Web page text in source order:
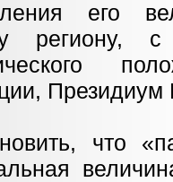
его
региону, с
что